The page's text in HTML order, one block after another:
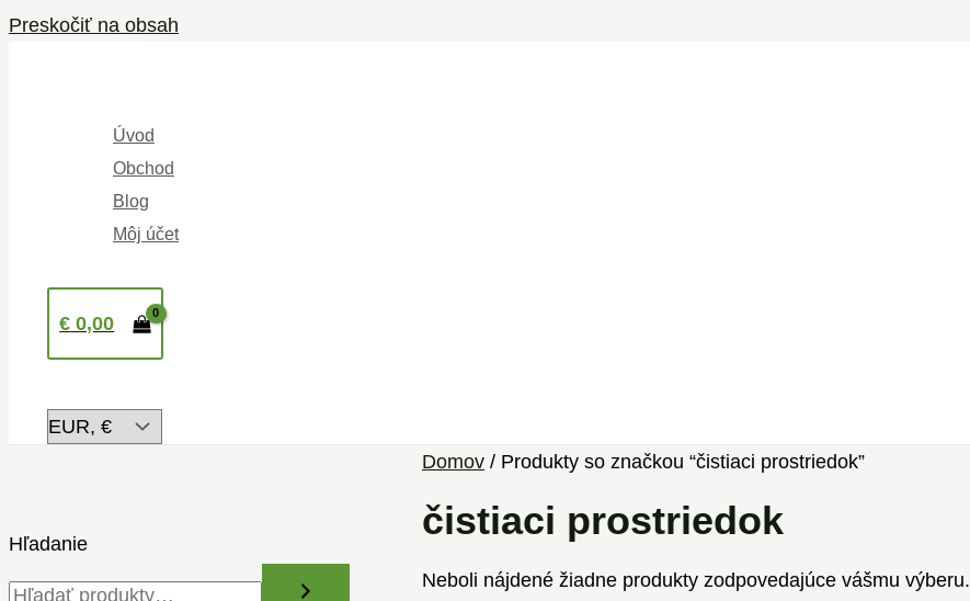
Preskočiť na obsah
Úvod
Obchod
Blog
Môj účet
€ 0,00
Hľadanie
Domov / Produkty so značkou “čistiaci prostriedok”
čistiaci prostriedok
Neboli nájdené žiadne produkty zodpovedajúce vášmu výberu.